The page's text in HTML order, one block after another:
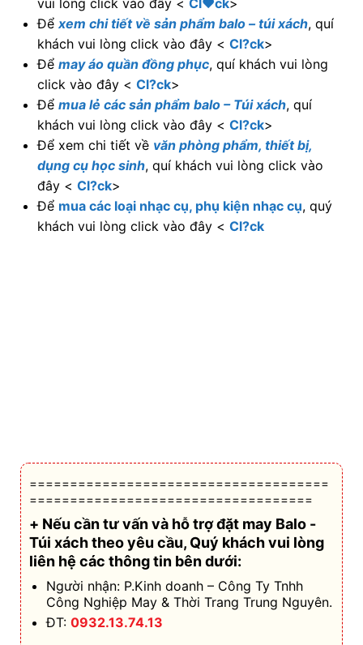
vui lòng click vào đây < Cl♥ck>
Để xem chi tiết về sản phẩm balo – túi xách, quí
khách vui lòng click vào đây < Cl?ck>
Để may áo quần đồng phục, quí khách vui lòng
click vào đây < Cl?ck>
Để mua lẻ các sản phẩm balo – Túi xách, quí
khách vui lòng click vào đây < Cl?ck>
Để xem chi tiết về văn phòng phẩm, thiết bị,
dụng cụ học sinh, quí khách vui lòng click vào
đây < Cl?ck>
Để mua các loại nhạc cụ, phụ kiện nhạc cụ, quý
khách vui lòng click vào đây < Cl?ck
=====================================
===================================
+ Nếu cần tư vấn và hỗ trợđặt may Balo -
Túi xách theo yêu cầu, Quý khách vui lòng
liên hệ các thông tin bên dưới:
Người nhận: P.Kinh doanh – Công Ty Tnhh
Công Nghiệp May & Thời Trang Trung Nguyên.
ĐT: 0932.13.74.13